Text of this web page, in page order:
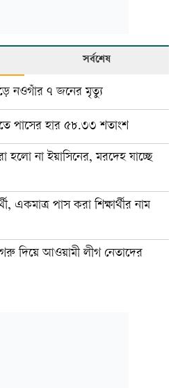
সর্বশেষ
নওগাঁর ৭ জনের মৃত্যু
পাসের হার ৫৮.৩৩ শতাংশ
হলো না ইয়াসিনের, মরদেহ যাচ্ছে
একমাত্র পাস করা শিক্ষার্থীর নাম
দিয়ে আওয়ামী লীগ নেতাদের